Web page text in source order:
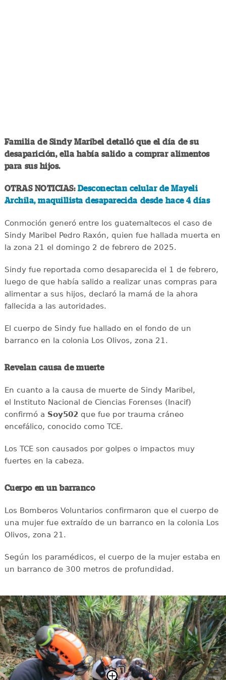
Familia de Sindy Maribel detalló que el día de su
desaparición, ella había salido a comprar alimentos
para sus hijos.
OTRAS NOTICIAS: Desconectan celular de Mayeli
Archila, maquillista desaparecida desde hace 4 días
Conmoción generó entre los guatemaltecos el caso de
Sindy Maribel Pedro Raxón, quien fue hallada muerta en
la zona 21 el domingo 2 de febrero de 2025.
Sindy fue reportada como desaparecida el 1 de febrero,
luego de que había salido a realizar unas compras para
alimentar a sus hijos, declaró la mamá de la ahora
fallecida a las autoridades.
El cuerpo de Sindy fue hallado en el fondo de un
barranco en la colonia Los Olivos, zona 21.
Revelan causa de muerte
En cuanto a la causa de muerte de Sindy Maribel,
el Instituto Nacional de Ciencias Forenses (Inacif)
confirmó a Soy502que fue por trauma cráneo
encefálico, conocido como TCE.
Los TCE son causados por golpes o impactos muy
fuertes en la cabeza.
Cuerpo en un barranco
Los Bomberos Voluntarios confirmaron que el cuerpo de
una mujer fue extraído de un barranco en la colonia Los
Olivos, zona 21.
Según los paramédicos, el cuerpo de la mujer estaba en
un barranco de 300 metros de profundidad.